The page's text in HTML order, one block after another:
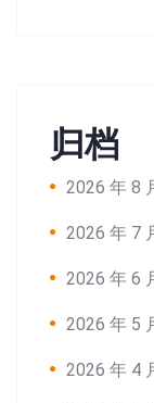
归档
2026 年 8
2026 年 7
2026 年 6
2026 年 5
2026 年 4